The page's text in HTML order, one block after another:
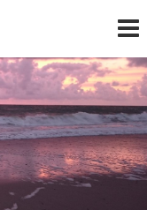
etrafa
bir